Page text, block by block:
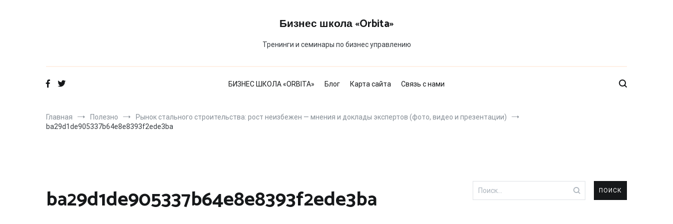
Бизнес школа «Orbita»
Тренинги и семинары по бизнес управлению
БИЗНЕС ШКОЛА «ORBITA» Блог Карта сайта Связь с нами
Главная Полезно
Рынок стального строительства: рост неизбежен — мнения и доклады экспертов (фото, видео и презентации)
ba29d1de905337b64e8e8393f2ede3ba
ba29d1de905337b64e8e8393f2ede3ba Найти: